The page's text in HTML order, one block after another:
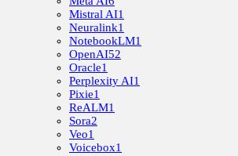
Mistral AI1
Neuralink1
NotebookLM1
OpenAI52
Oracle1
Perplexity AI1
Pixie1
ReALM1
Sora2
Veo1
Voicebox1